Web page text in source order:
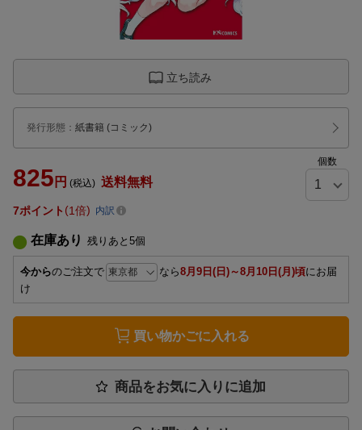
立ち読み
発行形態 ： 紙書籍 (コミック)
825 円 (税込) 送料無料
個数
7ポイント 1倍 内訳
在庫あり 残りあと 5個
今からのご注文で なら8月9日(日)～8月10日(月)頃にお届
け
買い物かごに入れる
商品をお気に入りに追加